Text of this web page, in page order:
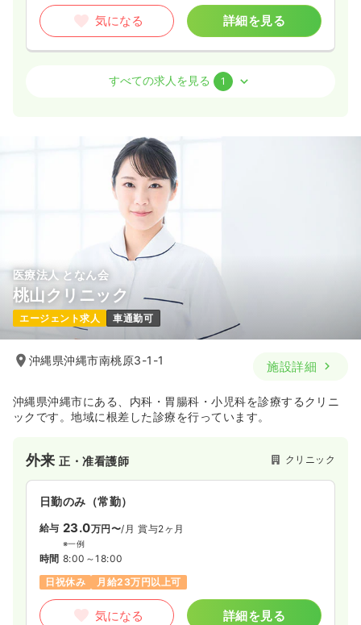
気になる 詳細を見る
正看護師 / 管理職
41.7〜43.7万円/月 賞与85.0万円
8:30～17:30 （休憩60分）
オンコールあり
気になる
すべての求人を見る 1
医療法人 となん会
桃山クリニック
エージェント求人 車通勤可
沖縄県沖縄市南桃原3-1-1 施設詳細
沖縄県沖縄市にある、内科・胃腸科・小児科を診療するクリニ
ックです。地域に根差した診療を行っています。
外来正・准看護師 クリニック
日勤のみ（常勤）
給与 23.0万円〜/月 賞与2ヶ月
※一例
時間 8:00～18:00
日祝休み
月給23万円以上可
気になる 詳細を見る